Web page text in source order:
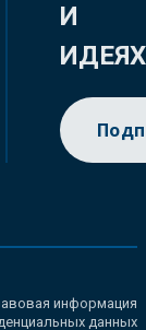
И
ИДЕЯХ
информация
данных